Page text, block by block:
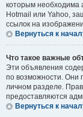
которым необходима
Hotmail или Yahoo,
ссылок на
Вернуться к
Что такое важные
Эти объявления
по возможности. Они
личном разделе.
предоставляются
Вернуться к